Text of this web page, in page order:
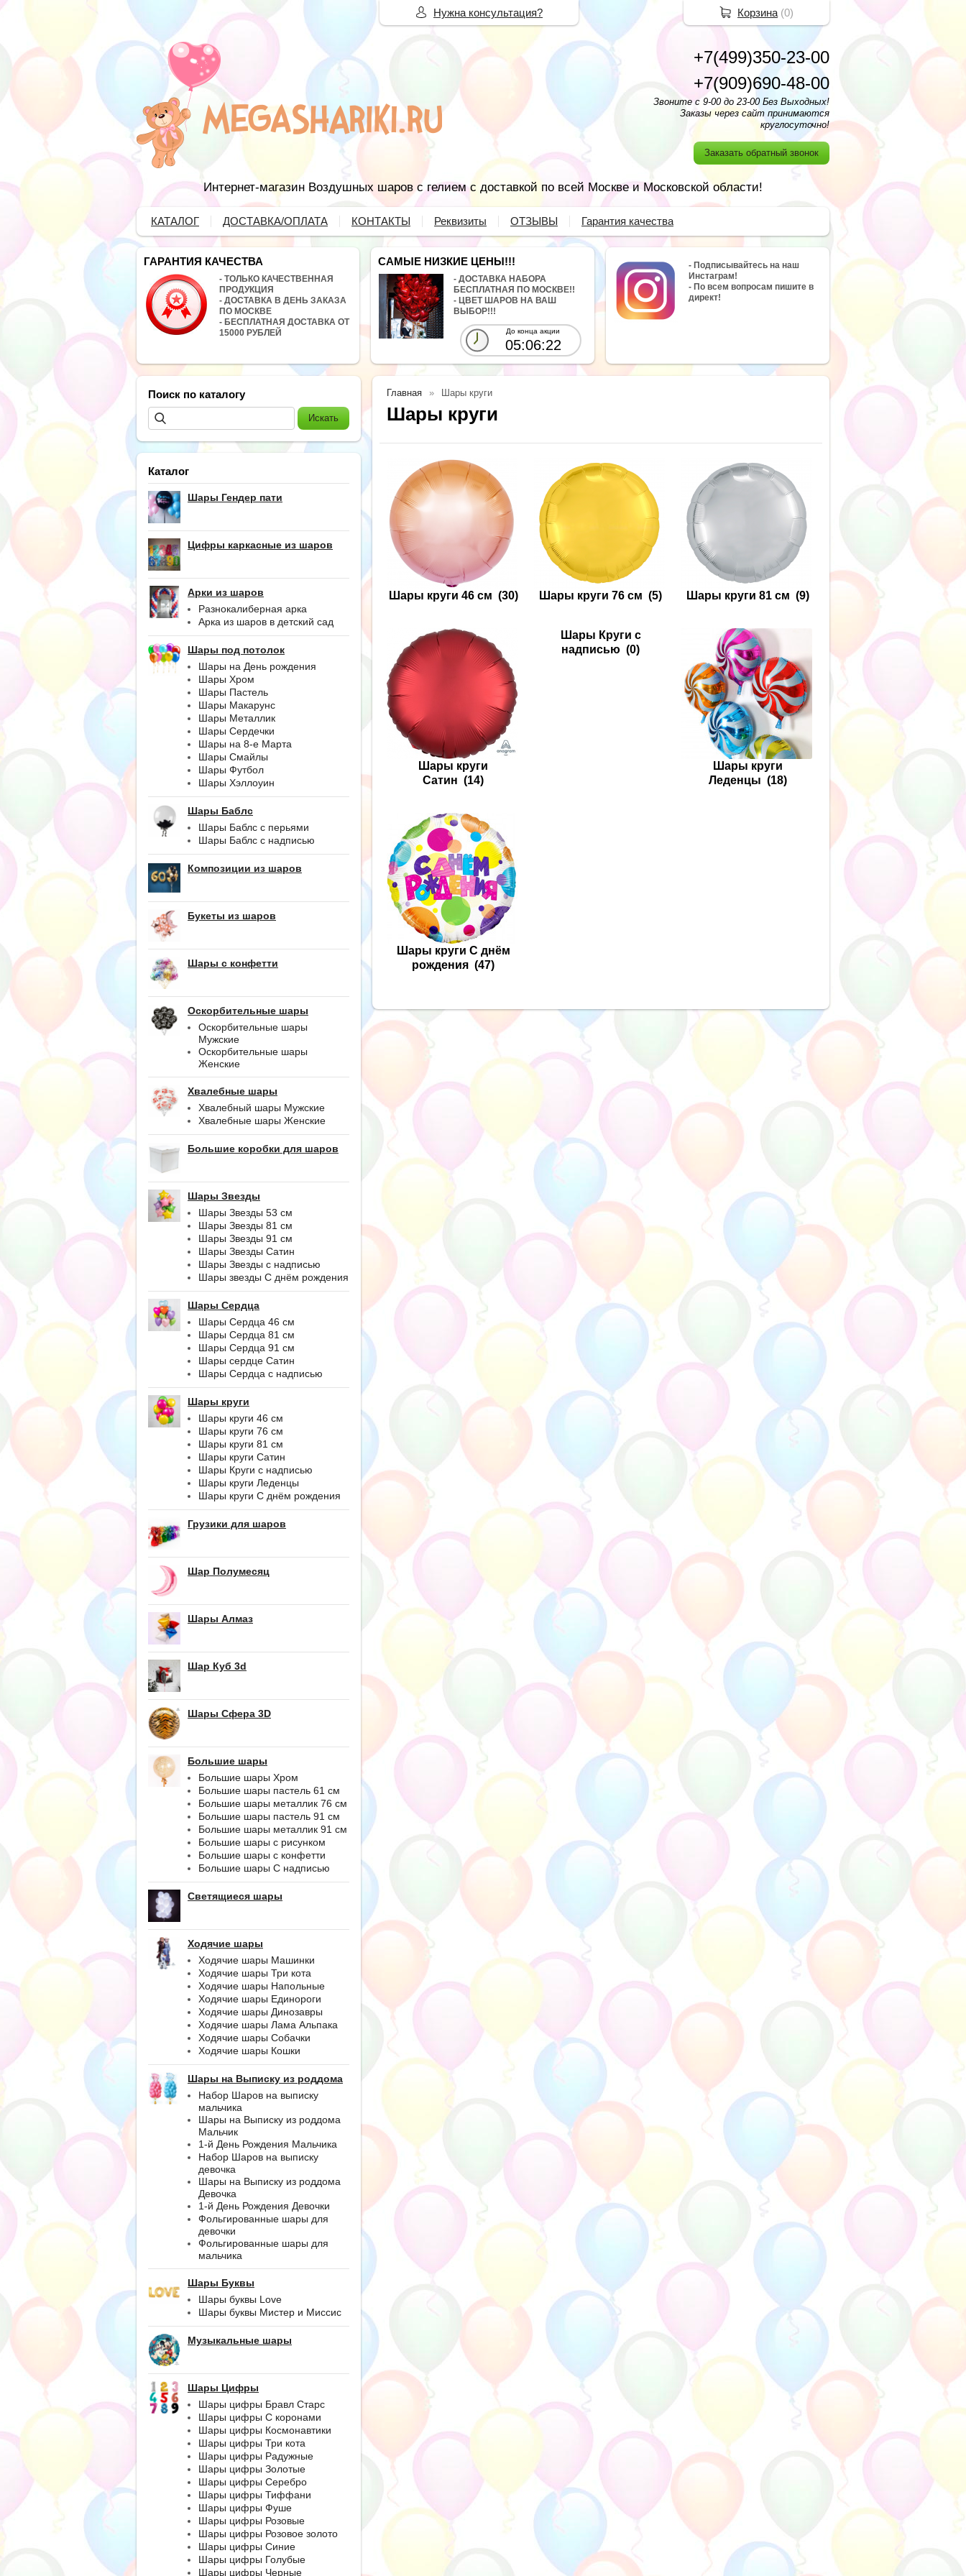
+7(499)350-23-00
+7(909)690-48-00
Звоните с 9-00 до 23-00 Без Выходных!
Заказы через сайт принимаются
круглосуточно!
Заказать обратный звонок
Интернет-магазин Воздушных шаров с гелием с доставкой по всей Москве и Московской области!
КАТАЛОГ ДОСТАВКА/ОПЛАТА КОНТАКТЫ Реквизиты ОТЗЫВЫ Гарантия качества
ГАРАНТИЯ КАЧЕСТВА
- ТОЛЬКО КАЧЕСТВЕННАЯ
ПРОДУКЦИЯ
- ДОСТАВКА В ДЕНЬ ЗАКАЗА
ПО МОСКВЕ
- БЕСПЛАТНАЯ ДОСТАВКА ОТ
15000 РУБЛЕЙ
САМЫЕ НИЗКИЕ ЦЕНЫ!!!
- ДОСТАВКА НАБОРА
БЕСПЛАТНАЯ ПО МОСКВЕ!!
- ЦВЕТ ШАРОВ НА ВАШ
ВЫБОР!!!
До конца акции
05:06:20
- Подписывайтесь на наш
Инстаграм!
- По всем вопросам пишите в
директ!
Поиск по каталогу
Каталог
Шары Гендер пати
Цифры каркасные из шаров
Арки из шаров
Разнокалиберная арка
Арка из шаров в детский сад
Шары под потолок
Шары на День рождения
Шары Хром
Шары Пастель
Шары Макарунс
Шары Металлик
Шары Сердечки
Шары на 8-е Марта
Шары Смайлы
Шары Футбол
Шары Хэллоуин
Шары Баблс
Шары Баблс с перьями
Шары Баблс с надписью
Композиции из шаров
Букеты из шаров
Шары с конфетти
Оскорбительные шары
Оскорбительные шары
Мужские
Оскорбительные шары
Женские
Хвалебные шары
Хвалебный шары Мужские
Хвалебные шары Женские
Большие коробки для шаров
Шары Звезды
Шары Звезды 53 см
Шары Звезды 81 см
Шары Звезды 91 см
Шары Звезды Сатин
Шары Звезды с надписью
Шары звезды С днём рождения
Шары Сердца
Шары Сердца 46 см
Шары Сердца 81 см
Шары Сердца 91 см
Шары сердце Сатин
Шары Сердца с надписью
Шары круги
Шары круги 46 см
Шары круги 76 см
Шары круги 81 см
Шары круги Сатин
Шары Круги с надписью
Шары круги Леденцы
Шары круги С днём рождения
Грузики для шаров
Шар Полумесяц
Шары Алмаз
Шар Куб 3d
Шары Сфера 3D
Большие шары
Большие шары Хром
Большие шары пастель 61 см
Большие шары металлик 76 см
Большие шары пастель 91 см
Большие шары металлик 91 см
Большие шары с рисунком
Большие шары с конфетти
Большие шары С надписью
Светящиеся шары
Ходячие шары
Ходячие шары Машинки
Ходячие шары Три кота
Ходячие шары Напольные
Ходячие шары Единороги
Ходячие шары Динозавры
Ходячие шары Лама Альпака
Ходячие шары Собачки
Ходячие шары Кошки
Шары на Выписку из роддома
Набор Шаров на выписку
мальчика
Шары на Выписку из роддома
Мальчик
1-й День Рождения Мальчика
Набор Шаров на выписку
девочка
Шары на Выписку из роддома
Девочка
1-й День Рождения Девочки
Фольгированные шары для
девочки
Фольгированные шары для
мальчика
Шары Буквы
Шары буквы Love
Шары буквы Мистер и Миссис
Музыкальные шары
Шары Цифры
Шары цифры Бравл Старс
Шары цифры С коронами
Шары цифры Космонавтики
Шары цифры Три кота
Шары цифры Радужные
Шары цифры Золотые
Шары цифры Серебро
Шары цифры Тиффани
Шары цифры Фуше
Шары цифры Розовые
Шары цифры Розовое золото
Шары цифры Синие
Шары цифры Голубые
Шары цифры Черные
Главная Шары круги
Шары круги
Шары круги 46 см (30) Шары круги 76 см (5) Шары круги 81 см (9)
Шары круги
Сатин (14)
Шары Круги с
надписью (0)
Шары круги
Леденцы (18)
Шары круги С днём
рождения (47)
Нужна консультация? Корзина (0)